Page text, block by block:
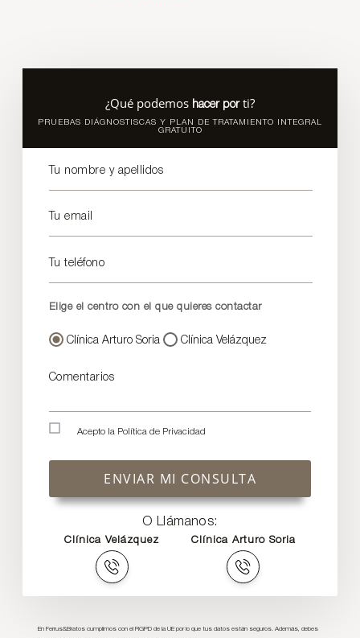
¿Qué podemos hacer porti?
PRUEBAS DIÁGNOSTISCAS Y PLAN DE TRATAMIENTO INTEGRAL
GRATUITO
Tu nombre y apellidos
Tu email
Tu teléfono
Elige el centro con el que quieres contactar
Clínica Arturo Soria Clínica Velázquez
Comentarios
Acepto la Política de Privacidad
ENVIAR MI CONSULTA
O Llámanos:
Clínica Velázquez Clínica Arturo Soria
En Ferrus&Bratos cumplimos con el RGPD de la UE por lo que tus datos están seguros. Además, debes